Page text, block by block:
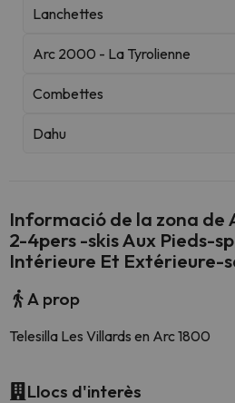
Lanchettes
Arc 2000 - La Tyrolienne
Combettes
Dahu
Informació de la zona de
2-4pers -skis Aux Pieds-
Intérieure Et Extérieure-
A prop
Telesilla Les Villards en Arc 1800
Llocs d'interès